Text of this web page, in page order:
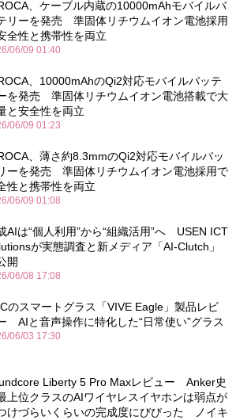
、ケーブル内蔵の10000mAhモバイルバ
リーを発売 準固体リチウムイオン電池採用
全性と携帯性を両立
06/09 01:40
、10000mAhのQi2対応モバイルバッテ
を発売 準固体リチウムイオン電池搭載で大
と安全性を両立
06/09 01:23
、薄さ約8.3mmのQi2対応モバイルバッ
ーを発売 準固体リチウムイオン電池採用で
性と携帯性を両立
06/09 01:08
AIは“個人利用”から“組織活用”へ USEN ICT
が実態調査と新メディア「AI-Clutch」
開
06/08 17:08
のスマートグラス「VIVE Eagle」製品レビ
AIと音声操作に特化した“日常使い”グラス
06/03 17:30
Liberty 5 Pro Maxレビュー Anker史
上位クラスのAIワイヤレスイヤホンは弱点が
けづらいくらいの完成度にびびった ノイキ